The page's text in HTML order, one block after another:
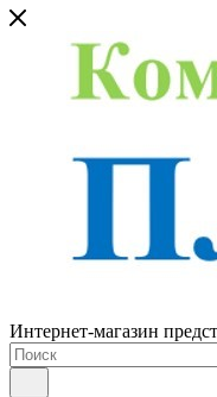
Интернет-магазин